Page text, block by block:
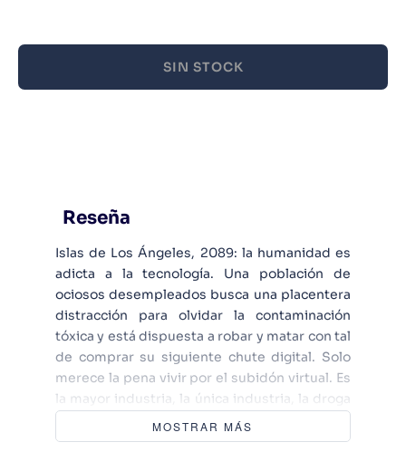
SIN STOCK
Reseña
Islas de Los Ángeles, 2089: la humanidad es
adicta a la tecnología. Una población de
ociosos desempleados busca una placentera
distracción para olvidar la contaminación
tóxica y está dispuesta a robar y matar con tal
de comprar su siguiente chute digital. Solo
merece la pena vivir por el subidón virtual. Es
la mayor industria, la única industria, la droga
que todo el mundo necesita, y gánsteres la
controlan. ¿Y a quién recurren esos gánsteres
MOSTRAR MÁS